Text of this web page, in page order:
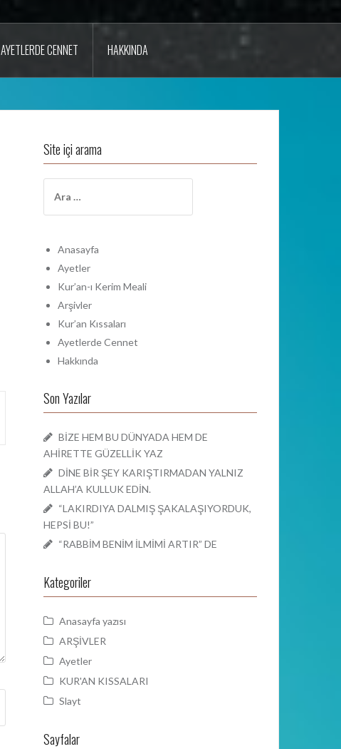
AYETLERDE CENNET HAKKINDA
Site içi arama
a
a
Anasayfa
Ayetler
Kur’an-ı Kerim Meali
Arşivler
Kur’an Kıssaları
Ayetlerde Cennet
Hakkında
Son Yazılar
BİZE HEM BU DÜNYADA HEM DE
AHİRETTE GÜZELLİK YAZ
DİNE BİR ŞEY KARIŞTIRMADAN YALNIZ
ALLAH’A KULLUK EDİN.
“LAKIRDIYA DALMIŞ ŞAKALAŞIYORDUK,
HEPSİ BU!”
“RABBİM BENİM İLMİMİ ARTIR” DE
Kategoriler
Anasayfa yazısı
ARŞİVLER
Ayetler
KUR'AN KISSALARI
Slayt
Sayfalar